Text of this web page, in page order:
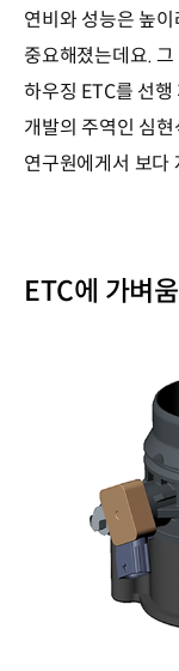
연비와 성능은 높
중요해졌는데요.
하우징 ETC를 선
개발의 주역인 심
연구원에게서 보다
ETC에 가벼